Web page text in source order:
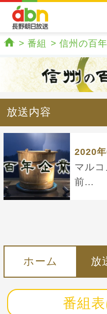
番組 信州の百
放送内容
2020
マル
前...
ホーム 放
番組